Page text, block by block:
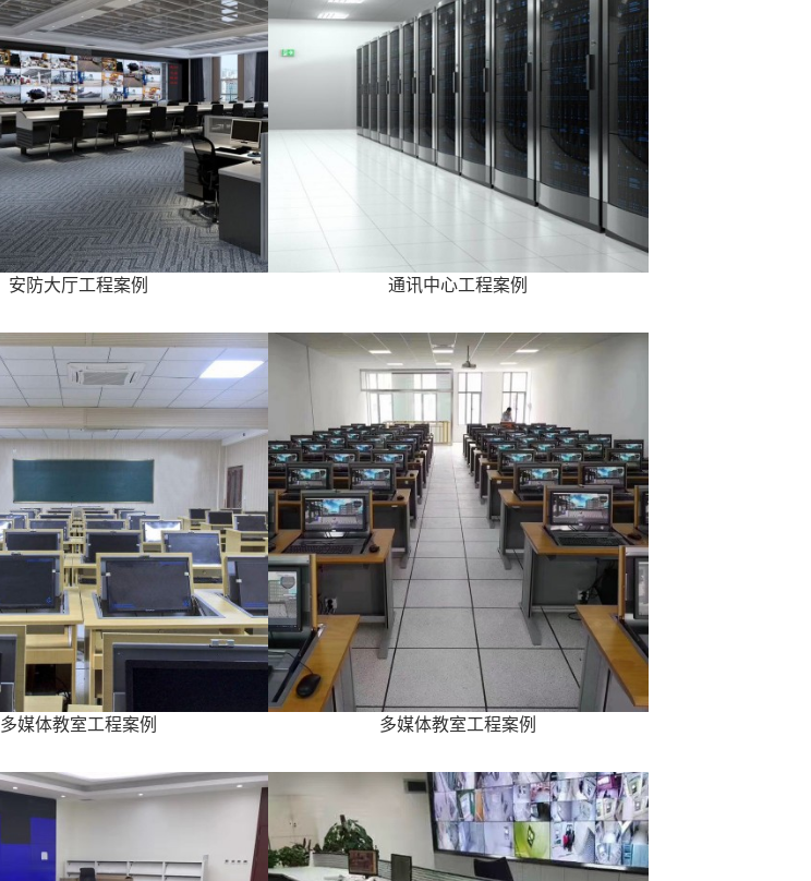
安防大厅工程案例 通讯中心工程案例
多媒体教室工程案例 多媒体教室工程案例